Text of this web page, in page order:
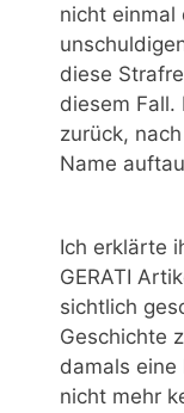
nicht einmal
diese
diesem Fall.
zurück,
Name
Ich erklärte
GERATI
sichtlich
Geschichte
damals eine
nicht mehr